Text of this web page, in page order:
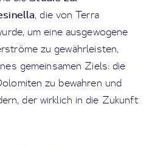
, die von Terra
um eine ausgewogene
zu gewährleisten,
gemeinsamen Ziels: die
zu bewahren und
der wirklich in die Zukunft